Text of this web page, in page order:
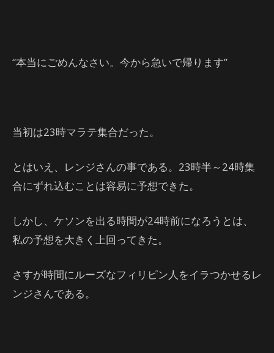
“本当にごめんなさい。今から急いで帰ります”
当初は23時マラテ集合だった。
とはいえ、レンジさんの事である。23時半～24時集
合にずれ込むことは容易に予想できた。
しかし、ケソンを出る時間が24時前になろうとは、
私の予想を大きく上回ってきた。
さすが時間にルーズなフィリピン人をイラつかせるレ
ンジさんである。